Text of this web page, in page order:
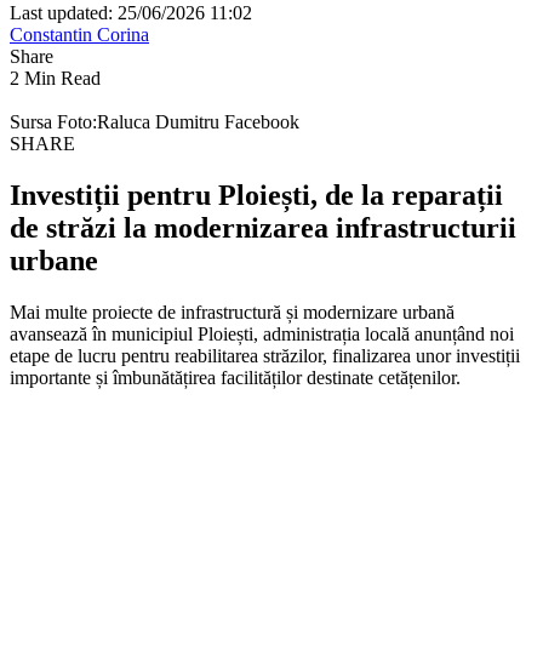
Last updated: 25/06/2026 11:02
Constantin Corina
Share
2 Min Read
Sursa Foto:Raluca Dumitru Facebook
SHARE
Investiții pentru Ploiești, de la reparații
de străzi la modernizarea infrastructurii
urbane
Mai multe proiecte de infrastructură și modernizare urbană
avansează în municipiul Ploiești, administrația locală anunțând noi
etape de lucru pentru reabilitarea străzilor, finalizarea unor investiții
importante și îmbunătățirea facilităților destinate cetățenilor.